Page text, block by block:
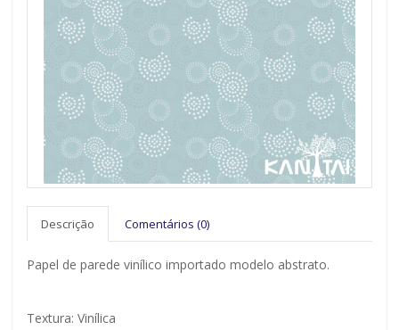
Descrição Comentários (0)
Papel de parede vinílico importado modelo abstrato.
Textura: Vinílica